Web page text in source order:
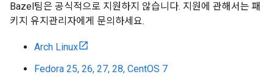
Bazel팀은 공식적으로 지원하지 않습니다. 지원에 관해서는 패
키지 유지관리자에게 문의하세요.
Arch Linux
Fedora 25, 26, 27, 28, CentOS 7